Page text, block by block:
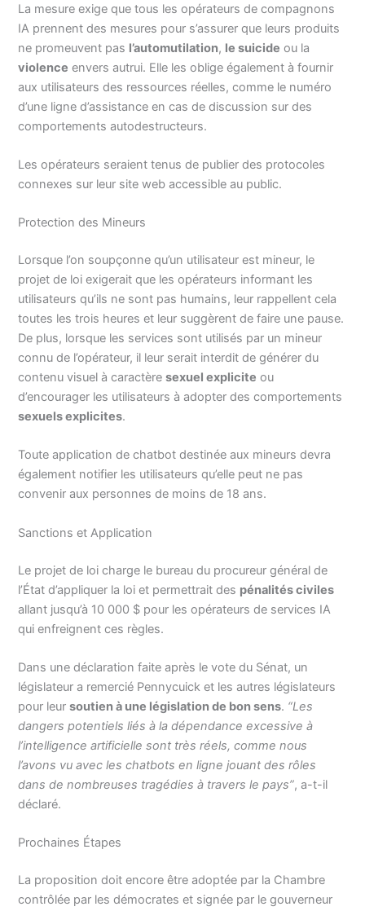
La mesure exige que tous les opérateurs de compagnons
IA prennent des mesures pour s’assurer que leurs produits
ne promeuvent pas l’automutilation, le suicide ou la
violence envers autrui. Elle les oblige également à fournir
aux utilisateurs des ressources réelles, comme le numéro
d’une ligne d’assistance en cas de discussion sur des
comportements autodestructeurs.
Les opérateurs seraient tenus de publier des protocoles
connexes sur leur site web accessible au public.
Protection des Mineurs
Lorsque l’on soupçonne qu’un utilisateur est mineur, le
projet de loi exigerait que les opérateurs informant les
utilisateurs qu’ils ne sont pas humains, leur rappellent cela
toutes les trois heures et leur suggèrent de faire une pause.
De plus, lorsque les services sont utilisés par un mineur
connu de l’opérateur, il leur serait interdit de générer du
contenu visuel à caractèresexuel explicite ou
d’encourager les utilisateurs à adopter des comportements
sexuels explicites.
Toute application de chatbot destinée aux mineurs devra
également notifier les utilisateurs qu’elle peut ne pas
convenir aux personnes de moins de 18 ans.
Sanctions et Application
Le projet de loi charge le bureau du procureur général de
l’État d’appliquer la loi et permettrait des pénalités civiles
allant jusqu’à 10 000 $ pour les opérateurs de services IA
qui enfreignent ces règles.
Dans une déclaration faite après le vote du Sénat, un
législateur a remercié Pennycuick et les autres législateurs
pour leursoutien à une législation de bon sens. “Les
dangers potentiels liés à la dépendance excessive à
l’intelligence artificielle sont très réels, comme nous
l’avons vu avec les chatbots en ligne jouant des rôles
dans de nombreuses tragédies à travers le pays”, a-t-il
déclaré.
Prochaines Étapes
La proposition doit encore être adoptée par la Chambre
contrôlée par les démocrates et signée par le gouverneur